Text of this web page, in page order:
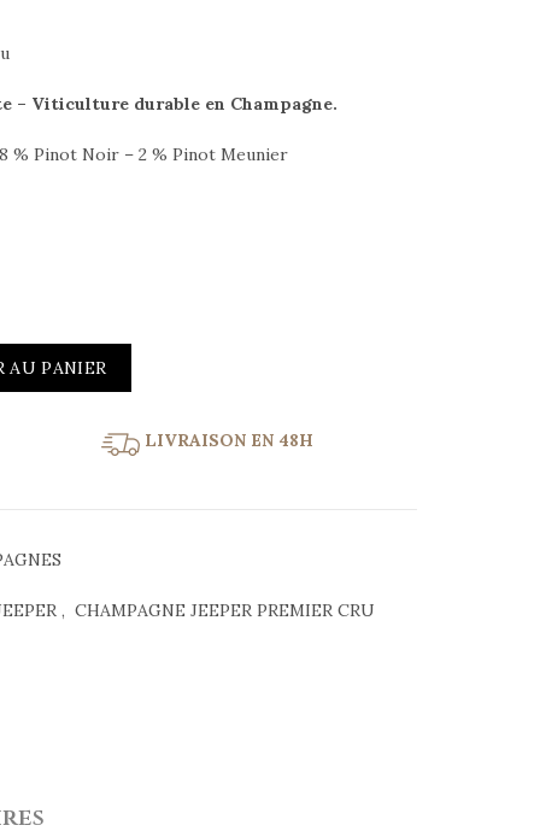
– Viticulture durable en Champagne.
% Pinot Noir – 2 % Pinot Meunier
AU PANIER
LIVRAISON EN 48H
, CHAMPAGNE JEEPER PREMIER CRU